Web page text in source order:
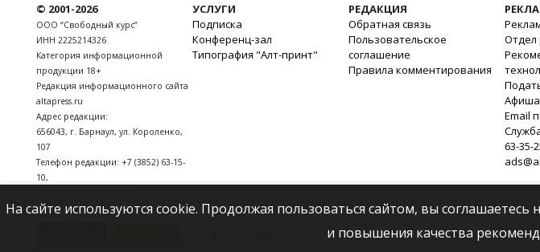
© 2001-2026
ООО “Свободный курс”
ИНН 2225214326
Категория информационной
продукции 18+
Редакция информационного сайта
altapress.ru
Адрес редакции:
656043, г. Барнаул, ул. Короленко,
107
Телефон редакции: +7 (3852) 63-15-
10,
УСЛУГИ
Подписка
Конференц-зал
Типография "Алт-принт"
РЕДАКЦИЯ
Обратная связь
Пользовательское
соглашение
Правила комментирования
Отдел
Афиша
Email
63-35-
На сайте используются cookie. Продолжая пользоваться сайтом, вы
и повышения качества